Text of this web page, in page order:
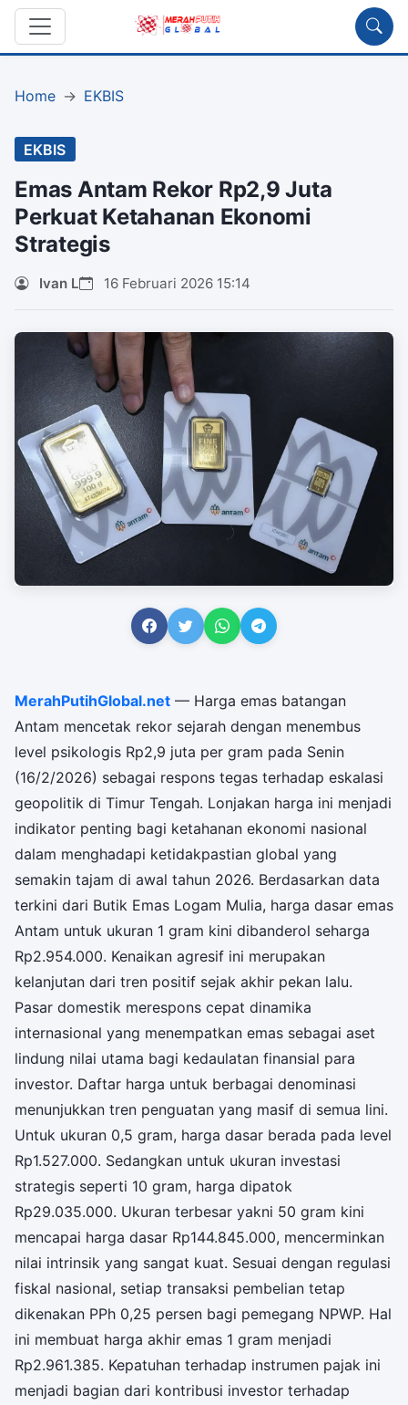
Home EKBIS
EKBIS
Emas Antam Rekor Rp2,9 Juta
Perkuat Ketahanan Ekonomi
Strategis
Ivan L 16 Februari 2026 15:14
MerahPutihGlobal.net — Harga emas batangan
Antam mencetak rekor sejarah dengan menembus
level psikologis Rp2,9 juta per gram pada Senin
(16/2/2026) sebagai respons tegas terhadap eskalasi
geopolitik di Timur Tengah. Lonjakan harga ini menjadi
indikator penting bagi ketahanan ekonomi nasional
dalam menghadapi ketidakpastian global yang
semakin tajam di awal tahun 2026. Berdasarkan data
terkini dari Butik Emas Logam Mulia, harga dasar emas
Antam untuk ukuran 1 gram kini dibanderol seharga
Rp2.954.000. Kenaikan agresif ini merupakan
kelanjutan dari tren positif sejak akhir pekan lalu.
Pasar domestik merespons cepat dinamika
internasional yang menempatkan emas sebagai aset
lindung nilai utama bagi kedaulatan finansial para
investor. Daftar harga untuk berbagai denominasi
menunjukkan tren penguatan yang masif di semua lini.
Untuk ukuran 0,5 gram, harga dasar berada pada level
Rp1.527.000. Sedangkan untuk ukuran investasi
strategis seperti 10 gram, harga dipatok
Rp29.035.000. Ukuran terbesar yakni 50 gram kini
mencapai harga dasar Rp144.845.000, mencerminkan
nilai intrinsik yang sangat kuat. Sesuai dengan regulasi
fiskal nasional, setiap transaksi pembelian tetap
dikenakan PPh 0,25 persen bagi pemegang NPWP. Hal
ini membuat harga akhir emas 1 gram menjadi
Rp2.961.385. Kepatuhan terhadap instrumen pajak ini
menjadi bagian dari kontribusi investor terhadap